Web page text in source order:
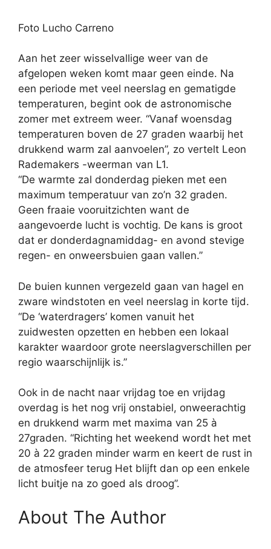
Foto Lucho Carreno
Aan het zeer wisselvallige weer van de
afgelopen weken komt maar geen einde. Na
een periode met veel neerslag en gematigde
temperaturen, begint ook de astronomische
zomer met extreem weer. “Vanaf woensdag
temperaturen boven de 27 graden waarbij het
drukkend warm zal aanvoelen”, zo vertelt Leon
Rademakers -weerman van L1.
“De warmte zal donderdag pieken met een
maximum temperatuur van zo’n 32 graden.
Geen fraaie vooruitzichten want de
aangevoerde lucht is vochtig. De kans is groot
dat er donderdagnamiddag- en avond stevige
regen- en onweersbuien gaan vallen.”
De buien kunnen vergezeld gaan van hagel en
zware windstoten en veel neerslag in korte tijd.
“De ‘waterdragers’ komen vanuit het
zuidwesten opzetten en hebben een lokaal
karakter waardoor grote neerslagverschillen per
regio waarschijnlijk is.”
Ook in de nacht naar vrijdag toe en vrijdag
overdag is het nog vrij onstabiel, onweerachtig
en drukkend warm met maxima van 25 à
27graden. “Richting het weekend wordt het met
20 à 22 graden minder warm en keert de rust in
de atmosfeer terug Het blijft dan op een enkele
licht buitje na zo goed als droog”.
About The Author